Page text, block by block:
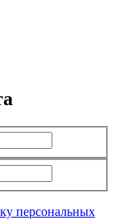
персональных